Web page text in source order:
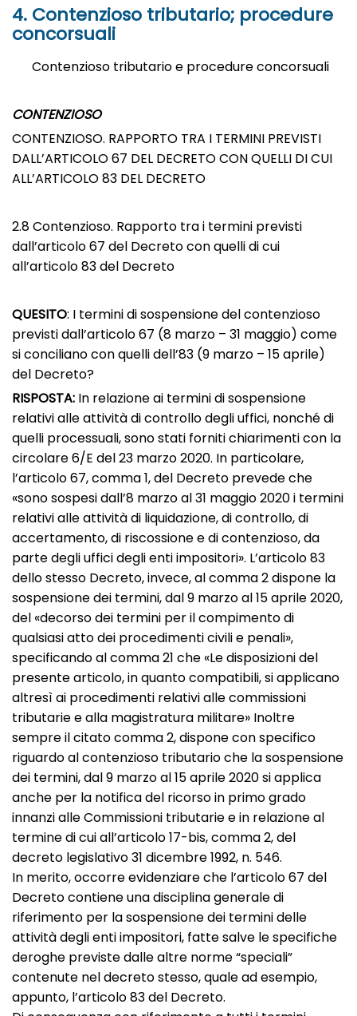
4. Contenzioso tributario; procedure
concorsuali
Contenzioso tributario e procedure concorsuali
CONTENZIOSO
CONTENZIOSO. RAPPORTO TRA I TERMINI PREVISTI
DALL’ARTICOLO 67 DEL DECRETO CON QUELLI DI CUI
ALL’ARTICOLO 83 DEL DECRETO
2.8 Contenzioso. Rapporto tra i termini previsti
dall’articolo 67 del Decreto con quelli di cui
all’articolo 83 del Decreto
QUESITO: I termini di sospensione del contenzioso
previsti dall’articolo 67 (8 marzo – 31 maggio) come
si conciliano con quelli dell’83 (9 marzo – 15 aprile)
del Decreto?
RISPOSTA: In relazione ai termini di sospensione
relativi alle attività di controllo degli uffici, nonché di
quelli processuali, sono stati forniti chiarimenti con la
circolare 6/E del 23 marzo 2020. In particolare,
l’articolo 67, comma 1, del Decreto prevede che
«sono sospesi dall’8 marzo al 31 maggio 2020 i termini
relativi alle attività di liquidazione, di controllo, di
accertamento, di riscossione e di contenzioso, da
parte degli uffici degli enti impositori». L’articolo 83
dello stesso Decreto, invece, al comma 2 dispone la
sospensione dei termini, dal 9 marzo al 15 aprile 2020,
del «decorso dei termini per il compimento di
qualsiasi atto dei procedimenti civili e penali»,
specificando al comma 21 che «Le disposizioni del
presente articolo, in quanto compatibili, si applicano
altresì ai procedimenti relativi alle commissioni
tributarie e alla magistratura militare» Inoltre
sempre il citato comma 2, dispone con specifico
riguardo al contenzioso tributario che la sospensione
dei termini, dal 9 marzo al 15 aprile 2020 si applica
anche per la notifica del ricorso in primo grado
innanzi alle Commissioni tributarie e in relazione al
termine di cui all’articolo 17-bis, comma 2, del
decreto legislativo 31 dicembre 1992, n. 546.
In merito, occorre evidenziare che l’articolo 67 del
Decreto contiene una disciplina generale di
riferimento per la sospensione dei termini delle
attività degli enti impositori, fatte salve le specifiche
deroghe previste dalle altre norme “speciali”
contenute nel decreto stesso, quale ad esempio,
appunto, l’articolo 83 del Decreto.